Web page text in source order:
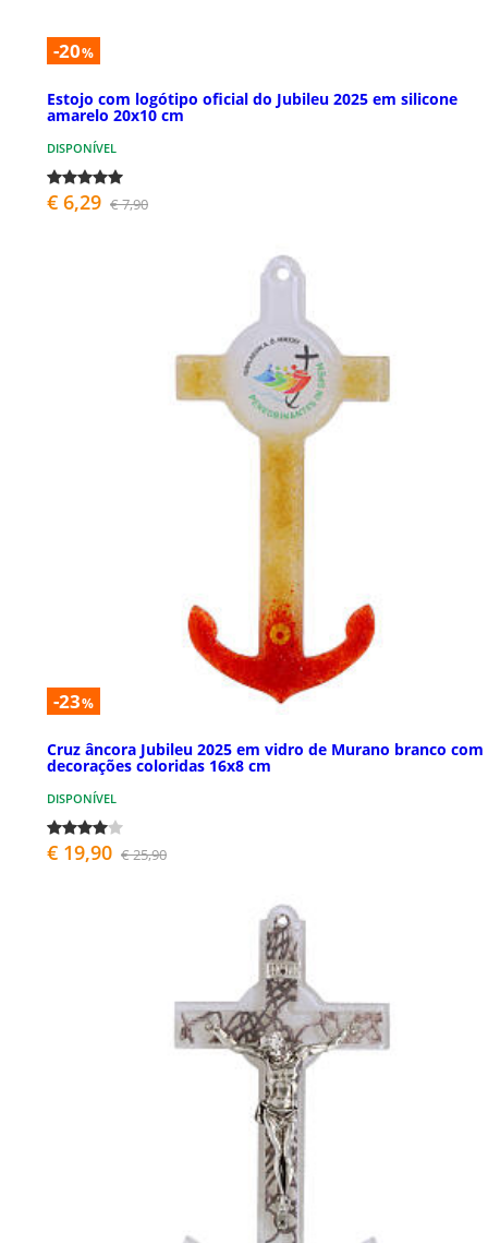
-20%
Estojo com logótipo oficial do Jubileu 2025 em silicone
amarelo 20x10 cm
DISPONÍVEL
€ 6,29 € 7,90
-23%
Cruz âncora Jubileu 2025 em vidro de Murano branco com
decorações coloridas 16x8 cm
DISPONÍVEL
€ 19,90 € 25,90